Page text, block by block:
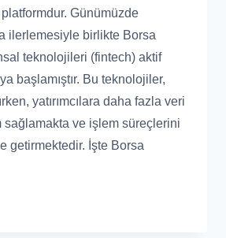
platformdur. Günümüzde
ilerlemesiyle birlikte Borsa
teknolojileri (fintech) aktif
başlamıştır. Bu teknolojiler,
yatırımcılara daha fazla veri
sağlamakta ve işlem süreçlerini
getirmektedir. İşte Borsa